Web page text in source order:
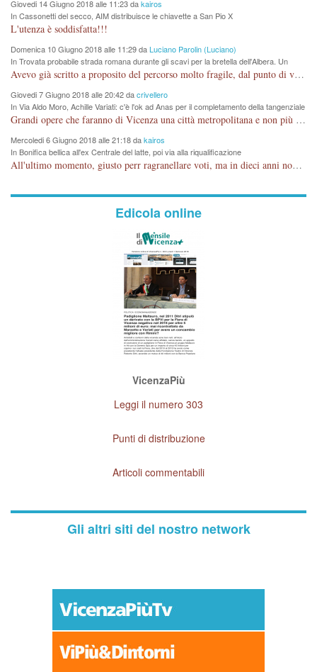
Giovedi 14 Giugno 2018 alle 11:23 dakairos
In Cassonetti del secco, AIM distribuisce le chiavette a San Pio X
L'utenza è soddisfatta!!!
Domenica 10 Giugno 2018 alle 11:29 daLuciano Parolin (Luciano)
In Trovata probabile strada romana durante gli scavi per la bretella dell'Albera. Un
nuovo stop?
Avevo già scritto a proposito del percorso molto fragile, dal punto di vista archeologico. La zona è sicuramente ricca di testimonianze religiose, con insediamenti abitativi, vedi l'acquedotto romano di Lobbia. Spero, che risorgive della Seriola, non subiscano danni.
Giovedi 7 Giugno 2018 alle 20:42 dacrivellero
In Via Aldo Moro, Achille Variati: c'è l'ok ad Anas per il completamento della tangenziale
Grandi opere che faranno di Vicenza una città metropolitana e non più provinciale soffocata dal rumore dal traffico e smog concentrato in 6 vie cittadine. complimenti
Mercoledi 6 Giugno 2018 alle 21:18 dakairos
In Bonifica bellica all'ex Centrale del latte, poi via alla riqualificazione
All'ultimo momento, giusto perr ragranellare voti, ma in dieci anni non si poteva fare prima?
Edicola online
VicenzaPiù
Leggi il numero 303
Punti di distribuzione
Articoli commentabili
Gli altri siti del nostro network